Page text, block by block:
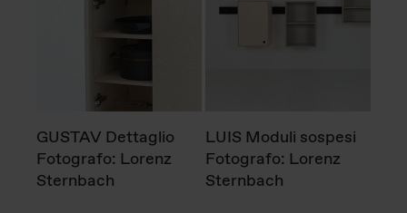
GUSTAV Dettaglio
Fotografo: Lorenz
Sternbach
LUIS Moduli sospesi
Fotografo: Lorenz
Sternbach